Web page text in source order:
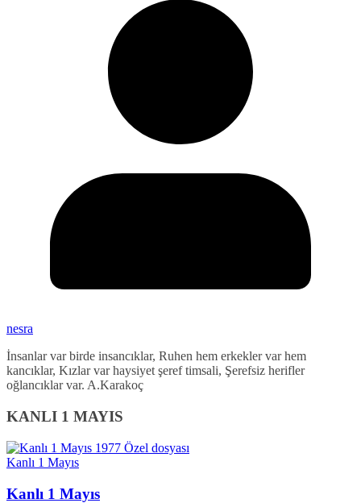
nesra
İnsanlar var birde insancıklar, Ruhen hem erkekler var hem
kancıklar, Kızlar var haysiyet şeref timsali, Şerefsiz herifler
oğlancıklar var. A.Karakoç
KANLI 1 MAYIS
Kanlı 1 Mayıs
Kanlı 1 Mayıs